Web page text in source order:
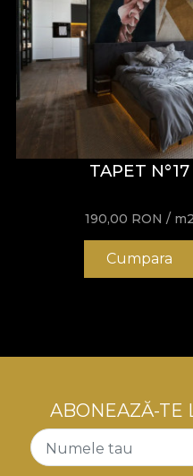
TAPET N°17
190,00 RON / m2
Cumpara
ABONEAZĂ-TE
Numele tau